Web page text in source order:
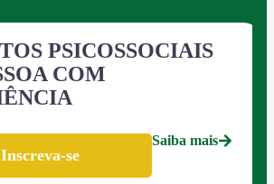
PSICOSSOCIAIS
COM
Inscreva-se
Saiba mais